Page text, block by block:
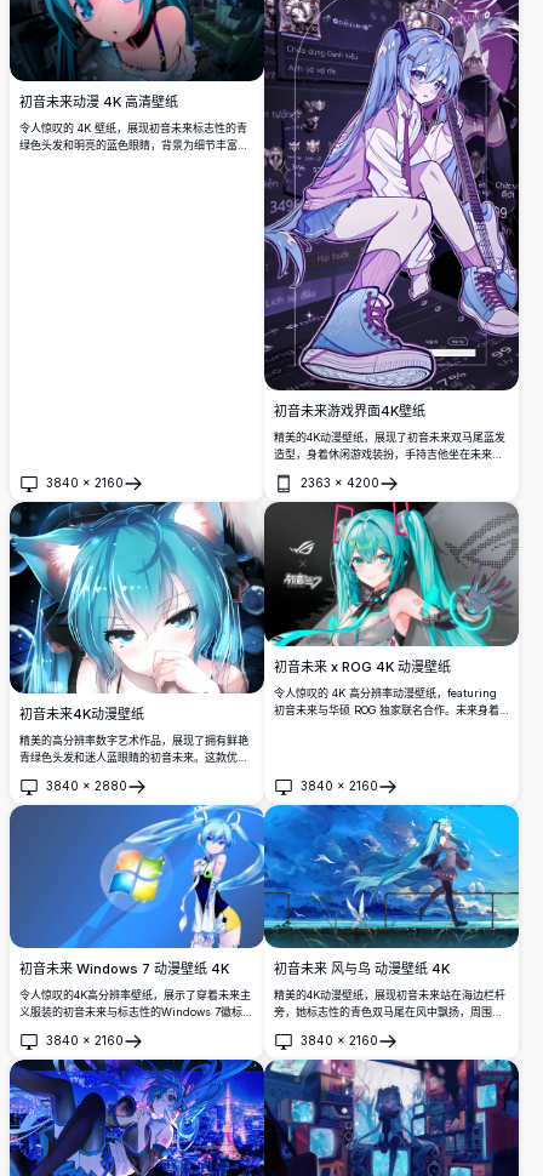
初音未来动漫 4K 高清壁纸
令人惊叹的 4K 壁纸，展现初音未来标志性的青
绿色头发和明亮的蓝色眼睛，背景为细节丰富的
3840 × 2160
打开
初音未来游戏界面4K壁纸
精美的4K动漫壁纸，展现了初音未来双马尾蓝发
造型，身着休闲游戏装扮，手持吉他坐在未来数
字界面背景前。完美的高分辨率桌面壁纸，拥有
充满活力的紫蓝色赛博朋克美学，专为动漫爱好
者打造。
2363 × 4200
打开
初音未来4K动漫壁纸
精美的高分辨率数字艺术作品，展现了拥有鲜艳
青绿色头发和迷人蓝眼睛的初音未来。这款优质
计和水晶般清晰的4K画质，完美适配任何显示设
备。
3840 × 2880
打开
初音未来 x ROG 4K 动漫壁纸
令人惊叹的 4K 高分辨率动漫壁纸，featuring
初音未来与华硕 ROG 独家联名合作。未来身着
3840 × 2160
打开
初音未来 Windows 7 动漫壁纸 4K
令人惊叹的4K高分辨率壁纸，展示了穿着未来主
义服装的初音未来与标志性的Windows 7徽标。
注目的桌面背景的科技爱好者。
3840 × 2160
打开
初音未来 风与鸟 动漫壁纸 4K
精美的4K动漫壁纸，展现初音未来站在海边栏杆
旁，她标志性的青色双马尾在风中飘扬，周围白
3840 × 2160
打开